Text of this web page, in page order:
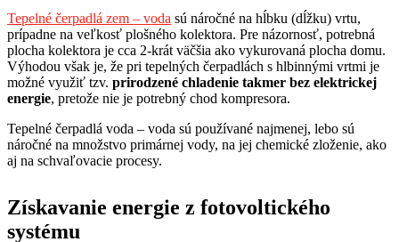
Tepelné čerpadlá zem – voda sú náročné na hĺbku (dĺžku) vrtu,
prípadne na veľkosť plošného kolektora. Pre názornosť, potrebná
plocha kolektora je cca 2-krát väčšia ako vykurovaná plocha domu.
Výhodou však je, že pri tepelných čerpadlách s hlbinnými vrtmi je
možné využiť tzv. prirodzené chladenie takmer bez elektrickej
energie, pretože nie je potrebný chod kompresora.
Tepelné čerpadlá voda – voda sú používané najmenej, lebo sú
náročné na množstvo primárnej vody, na jej chemické zloženie, ako
aj na schvaľovacie procesy.
Získavanie energie z fotovoltického
systému